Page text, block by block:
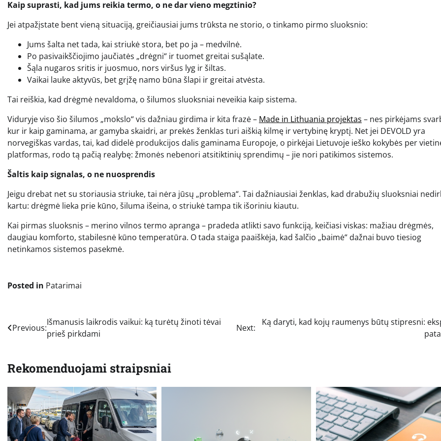
Kaip suprasti, kad jums reikia termo, o ne dar vieno megztinio?
Jei atpažįstate bent vieną situaciją, greičiausiai jums trūksta ne storio, o tinkamo pirmo sluoksnio:
Jums šalta net tada, kai striukė stora, bet po ja – medvilnė.
Po pasivaikščiojimo jaučiatės „drėgni“ ir tuomet greitai sušąlate.
Šąla nugaros sritis ir juosmuo, nors viršus lyg ir šiltas.
Vaikai lauke aktyvūs, bet grįžę namo būna šlapi ir greitai atvėsta.
Tai reiškia, kad drėgmė nevaldoma, o šilumos sluoksniai neveikia kaip sistema.
Viduryje viso šio šilumos „mokslo“ vis dažniau girdima ir kita frazė – Made in Lithuania projektas – nes pirkėjams
kur ir kaip gaminama, ar gamyba skaidri, ar prekės ženklas turi aiškią kilmę ir vertybinę kryptį. Net jei DEVOLD yra
norvegiškas vardas, tai, kad didelė produkcijos dalis gaminama Europoje, o pirkėjai Lietuvoje ieško kokybės per
platformas, rodo tą pačią realybę: žmonės nebenori atsitiktinių sprendimų – jie nori patikimos sistemos.
Šaltis kaip signalas, o ne nuosprendis
Jeigu drebat net su storiausia striuke, tai nėra jūsų „problema“. Tai dažniausiai ženklas, kad drabužių sluoksniai
kartu: drėgmė lieka prie kūno, šiluma išeina, o striukė tampa tik išoriniu kiautu.
Kai pirmas sluoksnis – merino vilnos termo apranga – pradeda atlikti savo funkciją, keičiasi viskas: mažiau drėgmės,
daugiau komforto, stabilesnė kūno temperatūra. O tada staiga paaiškėja, kad šalčio „baimė“ dažnai buvo tiesiog
netinkamos sistemos pasekmė.
Posted in Patarimai
Navigacija
įrašų
Previous:
Išmanusis laikrodis vaikui: ką turėtų žinoti tėvai
prieš pirkdami
Next:
Ką daryti, kad kojų raumenys būtų stipresni:
Rekomenduojami straipsniai